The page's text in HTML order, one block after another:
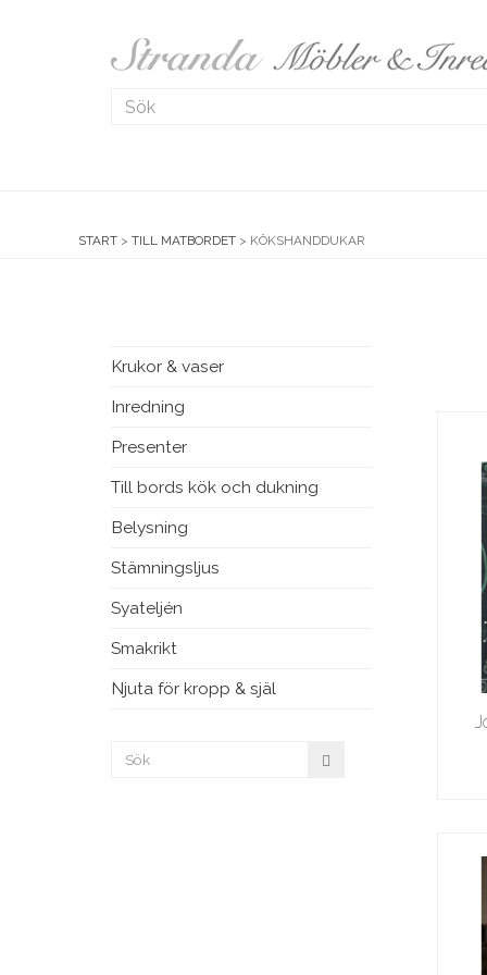
START > TILL MATBORDET > KÖKSHANDDUKAR
Krukor & vaser
Inredning
Presenter
Till bords kök och dukning
Belysning
Stämningsljus
Syateljén
Smakrikt
Njuta för kropp & själ